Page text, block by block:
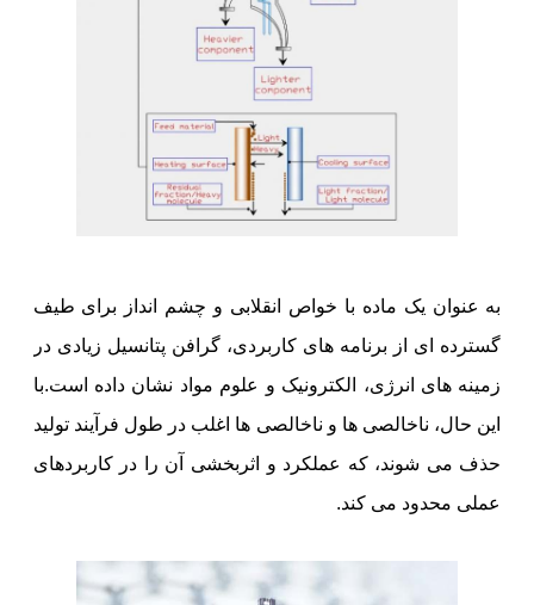
به عنوان یک ماده با خواص انقلابی و چشم انداز برای طیف
گسترده ای از برنامه های کاربردی، گرافن پتانسیل زیادی در
زمینه های انرژی، الکترونیک و علوم مواد نشان داده است.با
این حال، ناخالصی ها و ناخالصی ها اغلب در طول فرآیند تولید
حذف می شوند، که عملکرد و اثربخشی آن را در کاربردهای
عملی محدود می کند.